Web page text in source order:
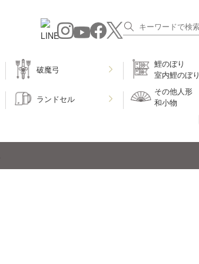
破魔弓
鯉のぼり
室内鯉のぼり
ランドセル
その他人形
和小物